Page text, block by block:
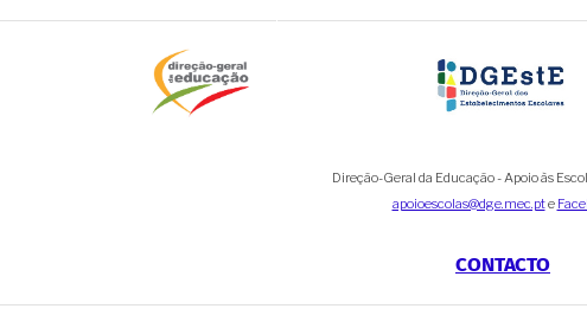
Direção-Geral da Educação - Apoio às
apoioescolas@dge.mec.pte
CONTACTO